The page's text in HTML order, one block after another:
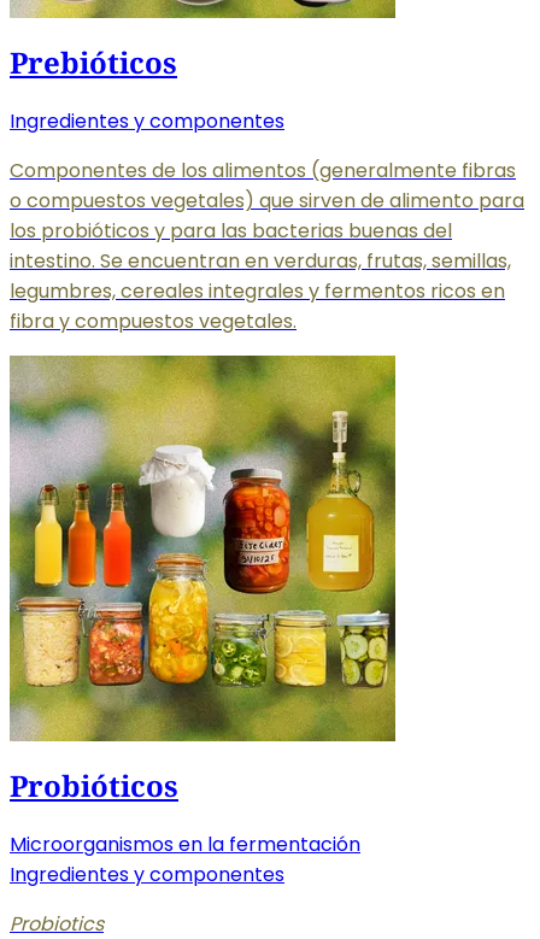
Prebióticos
Ingredientes y componentes
Componentes de los alimentos (generalmente fibras
o compuestos vegetales) que sirven de alimento para
los probióticos y para las bacterias buenas del
intestino. Se encuentran en verduras, frutas, semillas,
legumbres, cereales integrales y fermentos ricos en
fibra y compuestos vegetales.
Probióticos
Microorganismos en la fermentación
Ingredientes y componentes
Probiotics